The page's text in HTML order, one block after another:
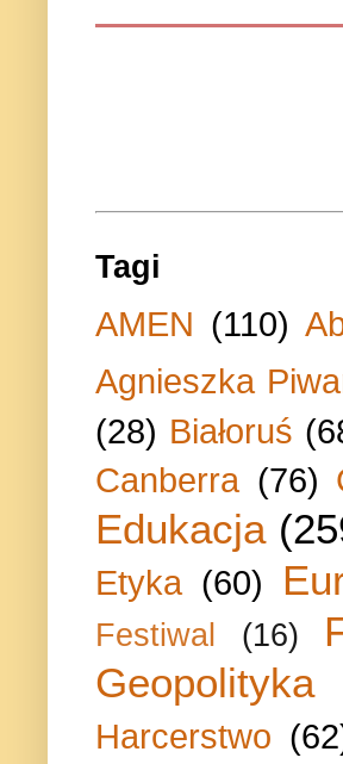
Tagi
AMEN (110)
Agnieszka
(28) Białoruś
Canberra (76)
Edukacja
Etyka (60)
Festiwal (16)
Geopolityka
Harcerstwo